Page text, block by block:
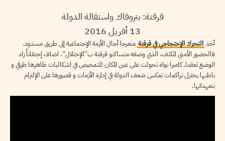
قرقنة: بتروفاك واستقالة الدولة
13 أفريل 2016
أخذ التحرك الإحتجاجي في قرقنة منعرجا أحال الأزمة الإجتماعية إلى طريق مسدود.
فالحضور الأمني المكثف، الذي وصفه متساكنو قرقنة ب”الإحتلال“، اضاف إحتقاناً زاد
الوضع تعقدا. كاميرا نواة تحولت على عين المكان للتمحيص في اشكاليات ظاهرها ظرفي و
باطنها يختزل تراكمات تعكس ضعف الدولة في إدارة الأزمات و قصورها على الإلتزام
بتعهداتها.